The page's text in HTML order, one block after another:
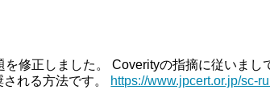
修正しました。 Coverityの指摘に従いまし
れる方法です。 https://www.jpcert.or.jp/sc-